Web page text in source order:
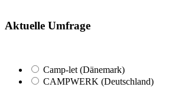
Aktuelle Umfrage
Camp-let (Dänemark)
CAMPWERK (Deutschland)